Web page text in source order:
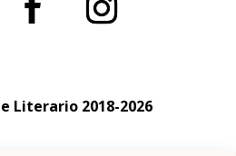
Literario 2018-2026